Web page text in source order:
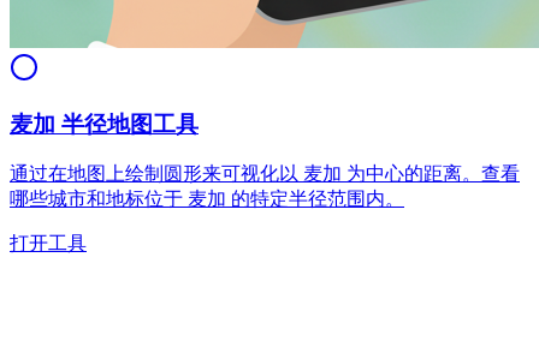
麦加 半径地图工具
通过在地图上绘制圆形来可视化以 麦加 为中心的距离。查看
哪些城市和地标位于 麦加 的特定半径范围内。
打开工具